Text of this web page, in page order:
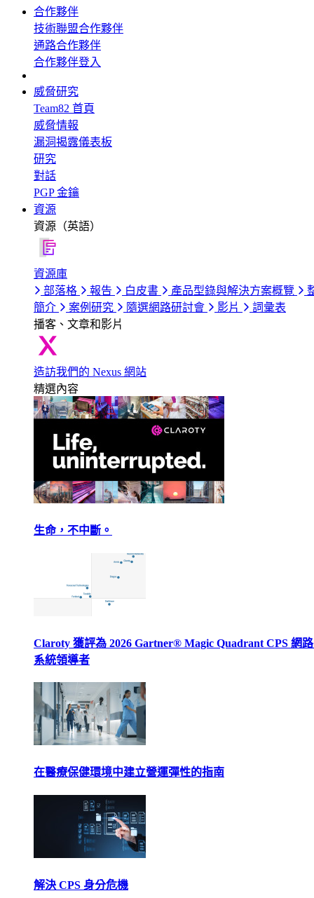
合作夥伴
技術聯盟合作夥伴
通路合作夥伴
合作夥伴登入
威脅研究
Team82 首頁
威脅情報
漏洞揭露儀表板
研究
對話
PGP 金鑰
資源
資源（英語）
資源庫
部落格
報告 白皮書 產品型錄與解決方案概覽
簡介
案例研究 隨選網路研討會 影片
詞彙表
播客、文章和影片
造訪我們的 Nexus 網站
精選內容
生命，不中斷。
Claroty 獲評為 2026 Gartner® Magic Quadrant CPS 網
系統領導者
在醫療保健環境中建立營運彈性的指南
解決 CPS 身分危機